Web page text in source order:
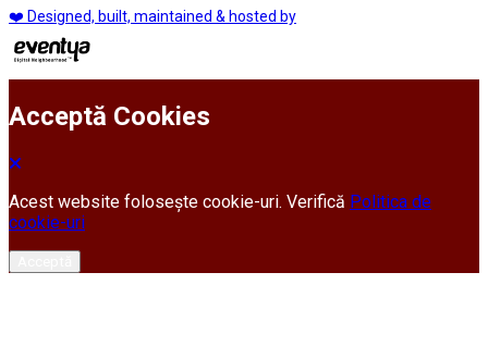
❤️ Designed, built, maintained & hosted by
Acceptă Cookies
Acest website folosește cookie-uri. Verifică Politica de
cookie-uri